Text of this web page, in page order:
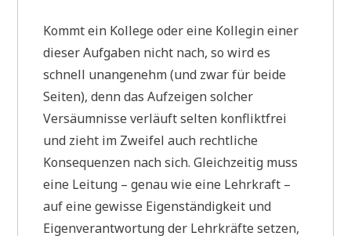
Kommt ein Kollege oder eine Kollegin einer
dieser Aufgaben nicht nach, so wird es
schnell unangenehm (und zwar für beide
Seiten), denn das Aufzeigen solcher
Versäumnisse verläuft selten konfliktfrei
und zieht im Zweifel auch rechtliche
Konsequenzen nach sich. Gleichzeitig muss
eine Leitung – genau wie eine Lehrkraft –
auf eine gewisse Eigenständigkeit und
Eigenverantwortung der Lehrkräfte setzen,